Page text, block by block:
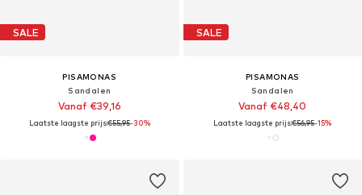
SALE
PISAMONAS
Sandalen
Vanaf €39,16
Laatste laagste prijs:€55,95-30%
SALE
PISAMONAS
Sandalen
Vanaf €48,40
Laatste laagste prijs:€56,95-15%